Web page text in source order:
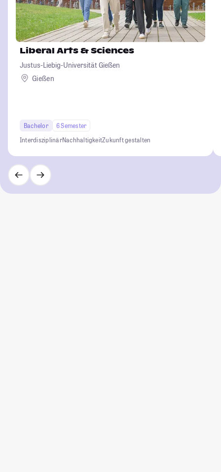
Liberal Arts & Sciences
Justus-Liebig-Universität Gießen
Gießen
Bachelor
6 Semester
InterdisziplinärNachhaltigkeitZukunft gestalten